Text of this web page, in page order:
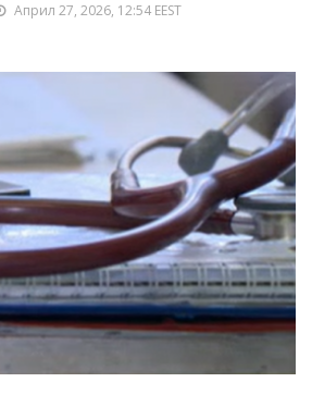
Април 27, 2026, 12:54 EEST